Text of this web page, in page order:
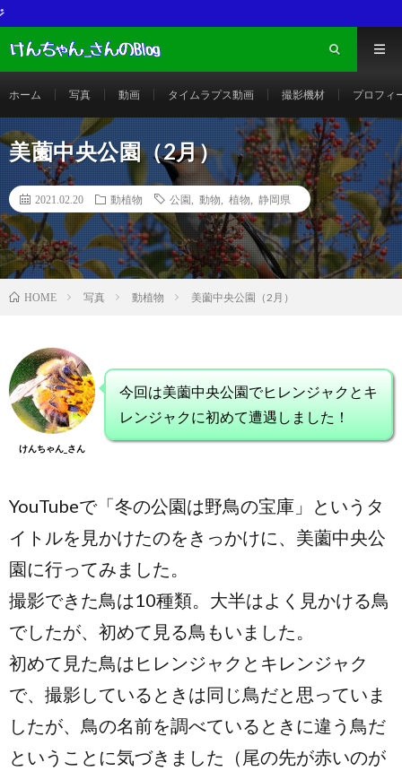
ホーム 写真 動画 タイムラプス動画 撮影機材 プロフィ
美薗中央公園（2月）
2021.02.20 動植物 公園 動物 植物 静岡県
HOME 写真 動植物 美薗中央公園（2月）
けんちゃん_さん
今回は美薗中央公園でヒレンジャクとキ
レンジャクに初めて遭遇しました！
YouTubeで「冬の公園は野鳥の宝庫」というタ
イトルを見かけたのをきっかけに、美薗中央公
園に行ってみました。
撮影できた鳥は10種類。大半はよく見かける鳥
でしたが、初めて見る鳥もいました。
初めて見た鳥はヒレンジャクとキレンジャク
で、撮影しているときは同じ鳥だと思っていま
したが、鳥の名前を調べているときに違う鳥だ
ということに気づきました（尾の先が赤いのが